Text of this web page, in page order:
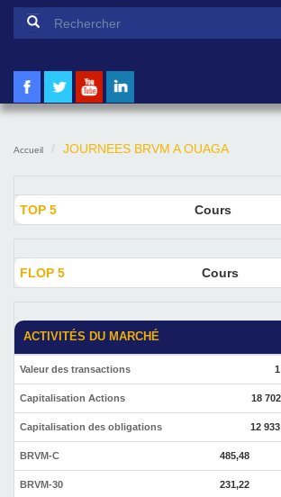
Formulaire de
Accueil JOURNEES BRVM A OUAGA
TOP 5 Cours
FLOP 5 Cours
ACTIVITÉS DU MARCHÉ
Valeur des transactions
Capitalisation Actions 18
Capitalisation des obligations 12
BRVM-C 485,48
BRVM-30 231,22